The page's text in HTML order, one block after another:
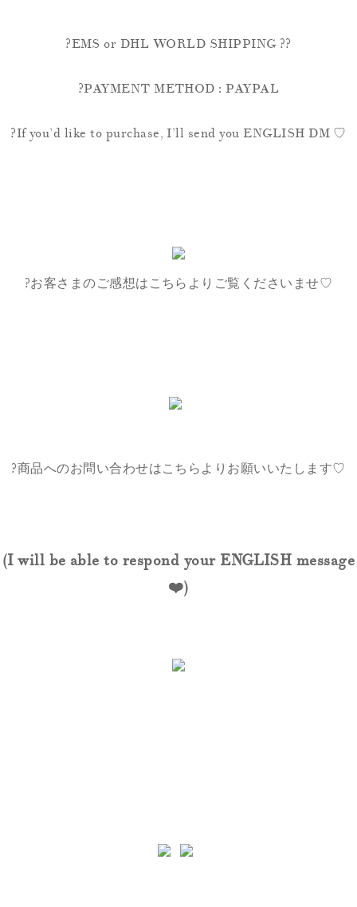
?EMS or DHL WORLD SHIPPING ??
?PAYMENT METHOD : PAYPAL
?If you’d like to purchase, I’ll send you ENGLISH DM ♡
?お客さまのご感想はこちらよりご覧くださいませ♡
?商品へのお問い合わせはこちらよりお願いいたします♡
(I will be able to respond your ENGLISH message
❤️)